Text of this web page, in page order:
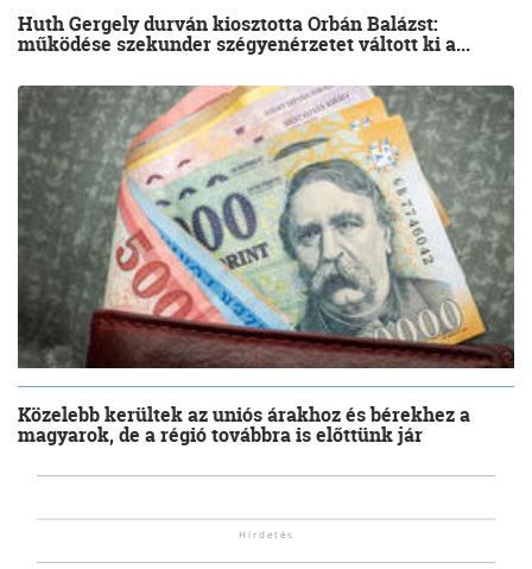
Huth Gergely durván kiosztotta Orbán Balázst:
működése szekunder szégyenérzetet váltott ki a...
Közelebb kerültek az uniós árakhoz és bérekhez a
magyarok, de a régió továbbra is előttünk jár